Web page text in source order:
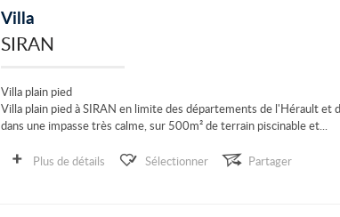
Villa
SIRAN
Villa plain pied
Villa plain pied à SIRAN en limite des départements de l'Hérault et
dans une impasse très calme, sur 500m² de terrain piscinable et...
Plus de détails Sélectionner Partager